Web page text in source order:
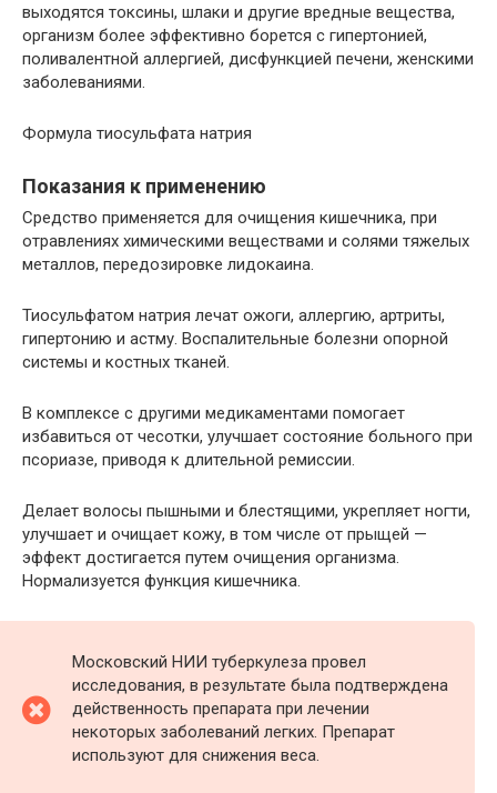
выходятся токсины, шлаки и другие вредные вещества,
организм более эффективно борется с гипертонией,
поливалентной аллергией, дисфункцией печени, женскими
заболеваниями.
Формула тиосульфата натрия
Показания к применению
Средство применяется для очищения кишечника, при
отравлениях химическими веществами и солями тяжелых
металлов, передозировке лидокаина.
Тиосульфатом натрия лечат ожоги, аллергию, артриты,
гипертонию и астму. Воспалительные болезни опорной
системы и костных тканей.
В комплексе с другими медикаментами помогает
избавиться от чесотки, улучшает состояние больного при
псориазе, приводя к длительной ремиссии.
Делает волосы пышными и блестящими, укрепляет ногти,
улучшает и очищает кожу, в том числе от прыщей —
эффект достигается путем очищения организма.
Нормализуется функция кишечника.
Московский НИИ туберкулеза провел
исследования, в результате была подтверждена
действенность препарата при лечении
некоторых заболеваний легких. Препарат
используют для снижения веса.